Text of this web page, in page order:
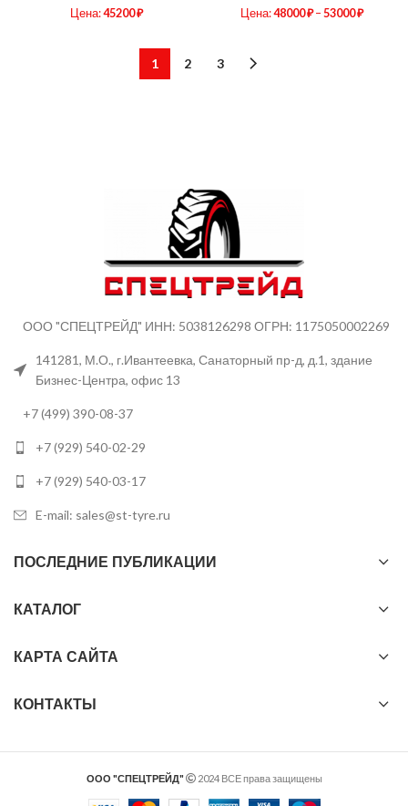
Цена:45200₽
Цена:48000₽– 53000₽
1 2 3
ООО "СПЕЦТРЕЙД" ИНН: 5038126298 ОГРН: 1175050002269
141281, М.О., г.Ивантеевка, Санаторный пр-д, д.1, здание
Бизнес-Центра, офис 13
+7 (499) 390-08-37
+7 (929) 540-02-29
+7 (929) 540-03-17
E-mail: sales@st-tyre.ru
ПОСЛЕДНИЕ ПУБЛИКАЦИИ
КАТАЛОГ
КАРТА САЙТА
КОНТАКТЫ
ООО "СПЕЦТРЕЙД" 2024 ВСЕ права защищены